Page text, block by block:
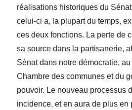
réalisations historiques du
celui-ci a, la plupart du temps,
ces deux fonctions. La perte de
sa source dans la partisanerie,
Sénat dans notre démocratie,
Chambre des communes et du
pouvoir. Le nouveau processus
incidence, et en aura de plus en